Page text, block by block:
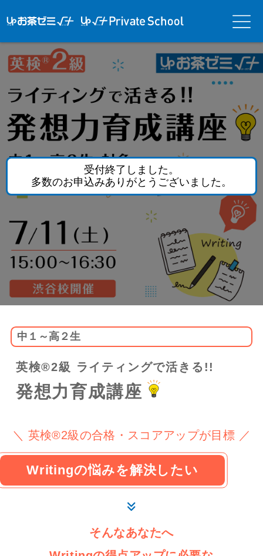
ミ√＋（ルー
（ルータス）PS
メニ
ュー
中１～高２生
英検®2級 ライティングで活きる!!
発想力育成講座
＼ 英検®2級の合格・スコアアップが目標 ／
Writingの悩みを解決したい
そんなあなたへ